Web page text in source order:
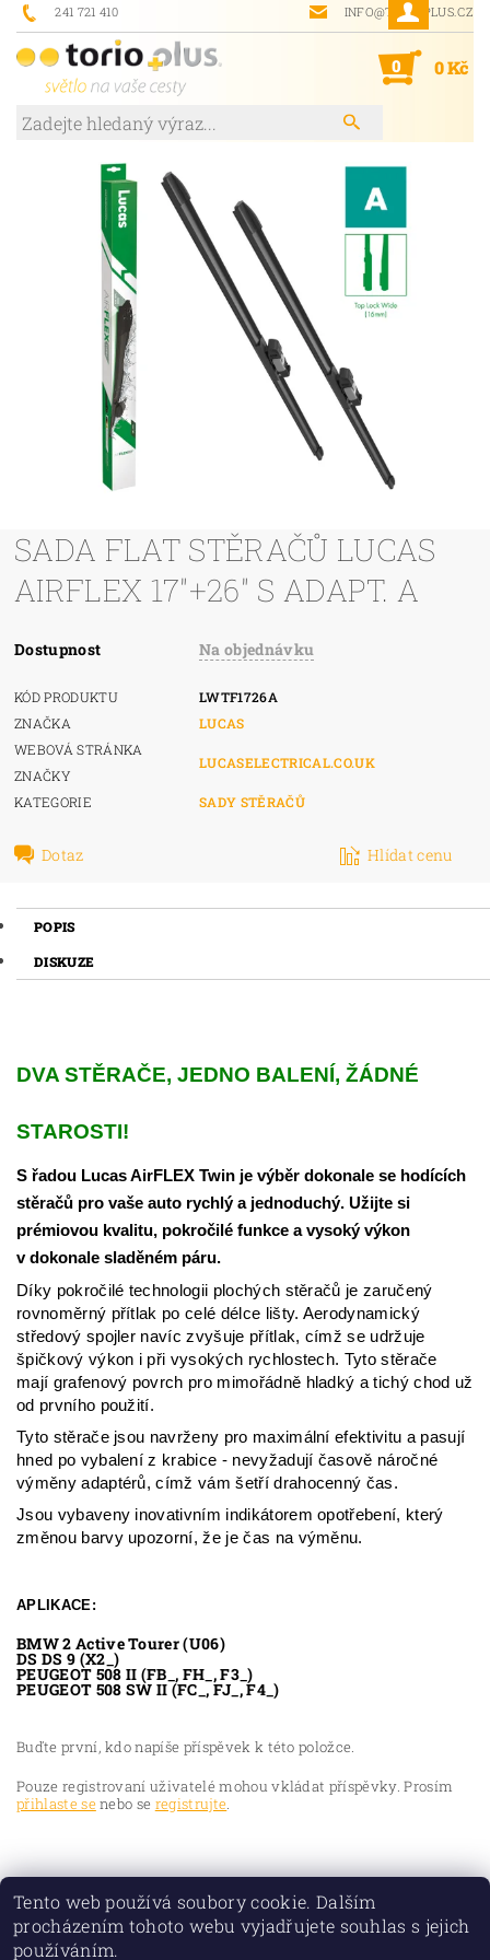
241 721 410 INFO@TORIOPLUS.CZ
0 0 Kč
SADA FLAT STĚRAČŮ LUCAS
AIRFLEX 17"+26" S ADAPT. A
Dostupnost Na objednávku
KÓD PRODUKTU
LWTF1726A
ZNAČKA
LUCAS
WEBOVÁ STRÁNKA
ZNAČKY
LUCASELECTRICAL.CO.UK
KATEGORIE SADY STĚRAČŮ
Dotaz Hlídat cenu
POPIS
DISKUZE
DVA STĚRAČE, JEDNO BALENÍ, ŽÁDNÉ
STAROSTI!
S řadou Lucas AirFLEX Twin je výběr dokonale se hodících
stěračů pro vaše auto rychlý a jednoduchý. Užijte si
prémiovou kvalitu, pokročilé funkce a vysoký výkon
v dokonale sladěném páru.
Díky pokročilé technologii plochých stěračů je zaručený
rovnoměrný přítlak po celé délce lišty. Aerodynamický
středový spojler navíc zvyšuje přítlak, címž se udržuje
špičkový výkon i při vysokých rychlostech. Tyto stěrače
mají grafenový povrch pro mimořádně hladký a tichý chod už
od prvního použití.
Tyto stěrače jsou navrženy pro maximální efektivitu a pasují
hned po vybalení z krabice - nevyžadují časově náročné
výměny adaptérů, címž vám šetří drahocenný čas.
Jsou vybaveny inovativním indikátorem opotřebení, který
změnou barvy upozorní, že je čas na výměnu.
APLIKACE:
BMW 2 Active Tourer (U06)
DS DS 9 (X2_)
PEUGEOT 508 II (FB_, FH_, F3_)
PEUGEOT 508 SW II (FC_, FJ_, F4_)
Buďte první, kdo napíše příspěvek k této položce.
Pouze registrovaní uživatelé mohou vkládat příspěvky. Prosím
přihlaste senebo se registrujte.
Tento web používá soubory cookie. Dalším
procházením tohoto webu vyjadřujete souhlas s jejich
používáním.